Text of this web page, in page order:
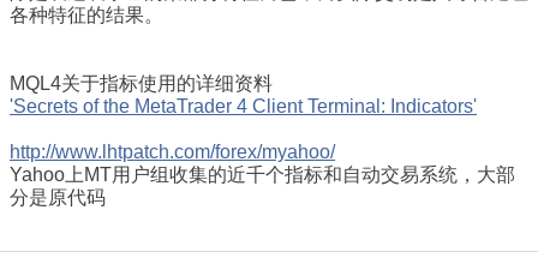
各种特征的结果。
MQL4关于指标使用的详细资料
'Secrets of the MetaTrader 4 Client Terminal: Indicators'
http://www.lhtpatch.com/forex/myahoo/
Yahoo上MT用户组收集的近千个指标和自动交易系统，大部
分是原代码